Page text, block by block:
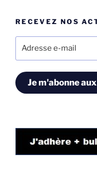
RECEVEZ NOS
Je m'abonne